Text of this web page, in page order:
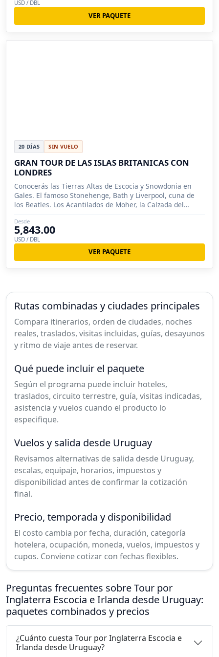
USD / DBL
VER PAQUETE
20 DÍAS SIN VUELO
GRAN TOUR DE LAS ISLAS BRITANICAS CON
LONDRES
Conocerás las Tierras Altas de Escocia y Snowdonia en
Gales. El famoso Stonehenge, Bath y Liverpool, cuna de
los Beatles. Los Acantilados de Moher, la Calzada del
Desde
5,843.00
USD / DBL
VER PAQUETE
Rutas combinadas y ciudades principales
Compara itinerarios, orden de ciudades, noches
reales, traslados, visitas incluidas, guías, desayunos
y ritmo de viaje antes de reservar.
Qué puede incluir el paquete
Según el programa puede incluir hoteles,
traslados, circuito terrestre, guía, visitas indicadas,
asistencia y vuelos cuando el producto lo
especifique.
Vuelos y salida desde Uruguay
Revisamos alternativas de salida desde Uruguay,
escalas, equipaje, horarios, impuestos y
disponibilidad antes de confirmar la cotización
final.
Precio, temporada y disponibilidad
El costo cambia por fecha, duración, categoría
hotelera, ocupación, moneda, vuelos, impuestos y
cupos. Conviene cotizar con fechas flexibles.
Preguntas frecuentes sobre Tour por
Inglaterra Escocia e Irlanda desde Uruguay:
paquetes combinados y precios
¿Cuánto cuesta Tour por Inglaterra Escocia e
Irlanda desde Uruguay?